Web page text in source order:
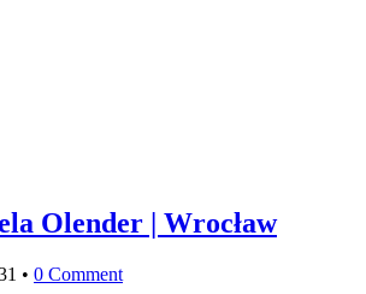
Olender | Wrocław
• 0 Comment